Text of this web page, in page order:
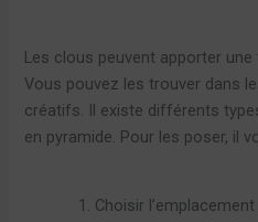
Les clous peuvent apporter
Vous pouvez les trouver dans
créatifs. Il existe différents
en pyramide. Pour les poser, il
Choisir